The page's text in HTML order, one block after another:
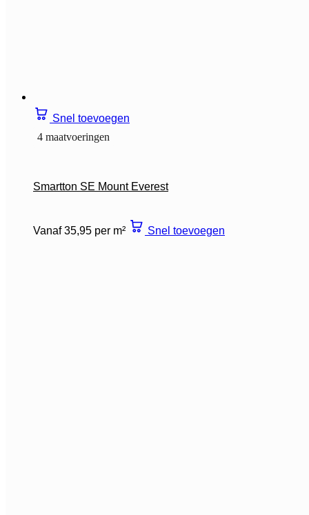
Snel toevoegen
4 maatvoeringen
Smartton SE Mount Everest
Vanaf 35,95 per m² Snel toevoegen